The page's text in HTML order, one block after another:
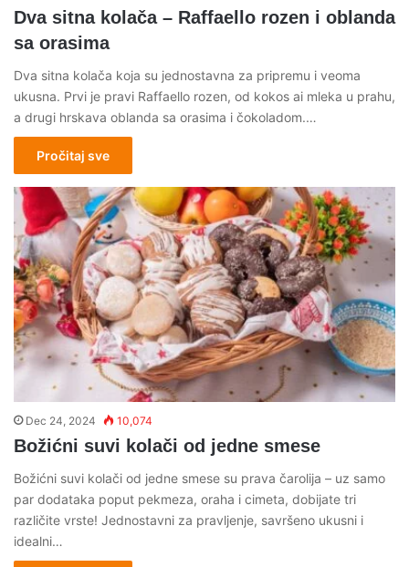
Dva sitna kolača – Raffaello rozen i oblanda
sa orasima
Dva sitna kolača koja su jednostavna za pripremu i veoma
ukusna. Prvi je pravi Raffaello rozen, od kokos ai mleka u prahu,
a drugi hrskava oblanda sa orasima i čokoladom.…
Pročitaj sve
Dec 24, 2024 10,074
Božićni suvi kolači od jedne smese
Božićni suvi kolači od jedne smese su prava čarolija – uz samo
par dodataka poput pekmeza, oraha i cimeta, dobijate tri
različite vrste! Jednostavni za pravljenje, savršeno ukusni i
idealni…